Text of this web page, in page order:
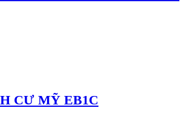
CƯ MỸ EB1C